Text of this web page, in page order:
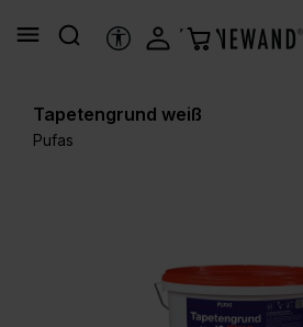
springen
HILFSTOOLS
Tapetengrund weiß
Pufas